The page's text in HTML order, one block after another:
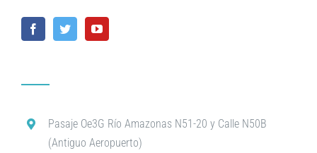
Pasaje Oe3G Río Amazonas N51-20 y Calle N50B
(Antiguo Aeropuerto)